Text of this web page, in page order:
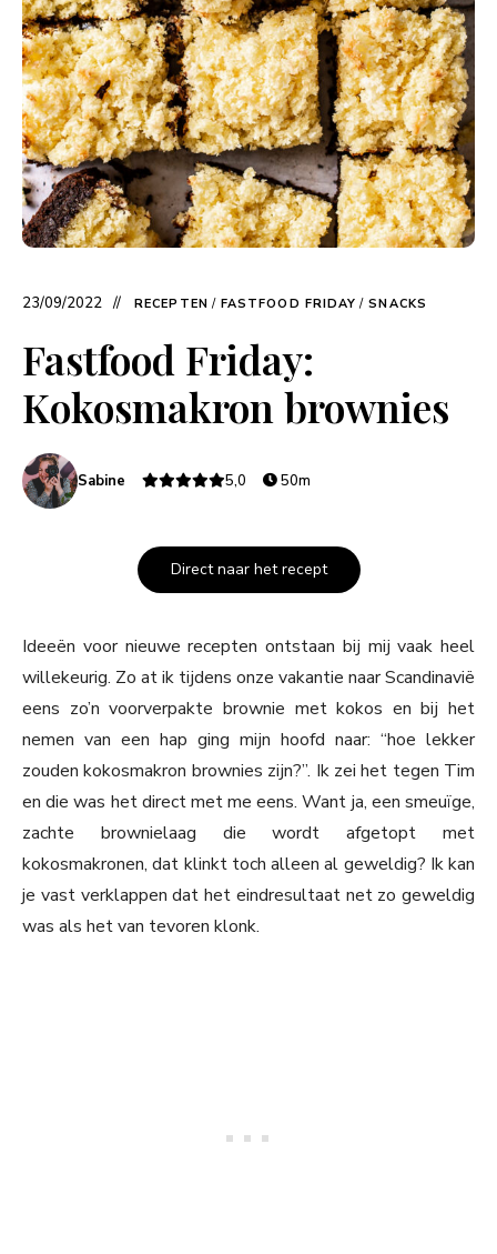
23/09/2022 RECEPTEN / FASTFOOD FRIDAY / SNACKS
Fastfood Friday:
Kokosmakron brownies
Sabine 5,0 50m
Direct naar het recept
Ideeën voor nieuwe recepten ontstaan bij mij vaak heel
willekeurig. Zo at ik tijdens onze vakantie naar Scandinavië
eens zo’n voorverpakte brownie met kokos en bij het
nemen van een hap ging mijn hoofd naar: “hoe lekker
zouden kokosmakron brownies zijn?”. Ik zei het tegen Tim
en die was het direct met me eens. Want ja, een smeuïge,
zachte brownielaag die wordt afgetopt met
kokosmakronen, dat klinkt toch alleen al geweldig? Ik kan
je vast verklappen dat het eindresultaat net zo geweldig
was als het van tevoren klonk.